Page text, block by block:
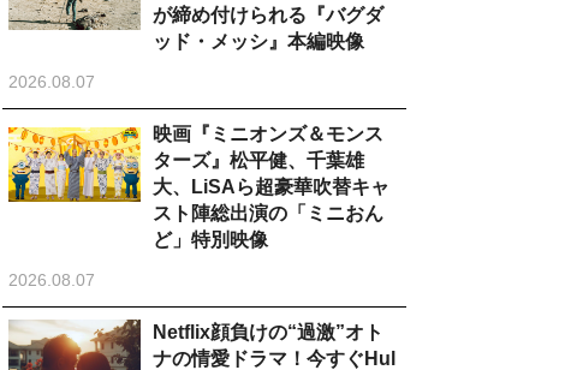
が締め付けられる『バグダ
ッド・メッシ』本編映像
2026.08.07
映画『ミニオンズ＆モンス
ターズ』松平健、千葉雄
大、LiSAら超豪華吹替キャ
スト陣総出演の「ミニおん
ど」特別映像
2026.08.07
Netflix顔負けの“過激”オト
ナの情愛ドラマ！今すぐHul